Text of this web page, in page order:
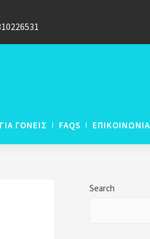
NETWORK LNAT
ΓΙΑ ΓΟΝΕΙΣ FAQS ΕΠΙΚΟΙΝΩΝΙΑ
Search